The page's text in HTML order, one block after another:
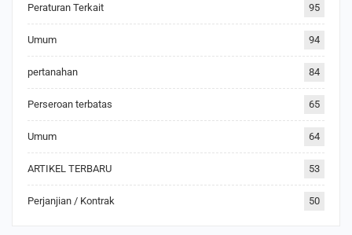
Peraturan Terkait 95
Umum 94
pertanahan 84
Perseroan terbatas 65
Umum 64
ARTIKEL TERBARU 53
Perjanjian / Kontrak 50